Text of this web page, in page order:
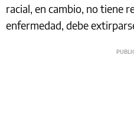
racial, en cambio, no tiene
enfermedad, debe